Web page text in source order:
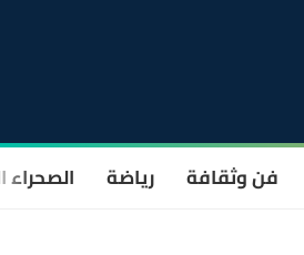
فن وثقافة رياضة الصحراء